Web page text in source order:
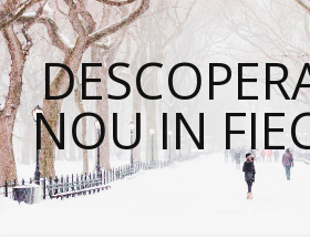
NOU IN